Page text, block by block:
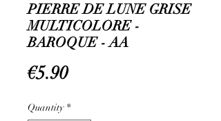
PIERRE DE LUNE GRISE
MULTICOLORE -
BAROQUE - AA
€5.90Price
Quantity *